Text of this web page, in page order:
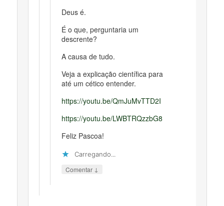
Deus é.
É o que, perguntaria um
descrente?
A causa de tudo.
Veja a explicação científica para
até um cético entender.
https://youtu.be/QmJuMvTTD2I
https://youtu.be/LWBTRQzzbG8
Feliz Pascoa!
Carregando...
Comentar ↓